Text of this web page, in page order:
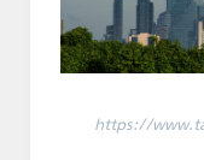
https://